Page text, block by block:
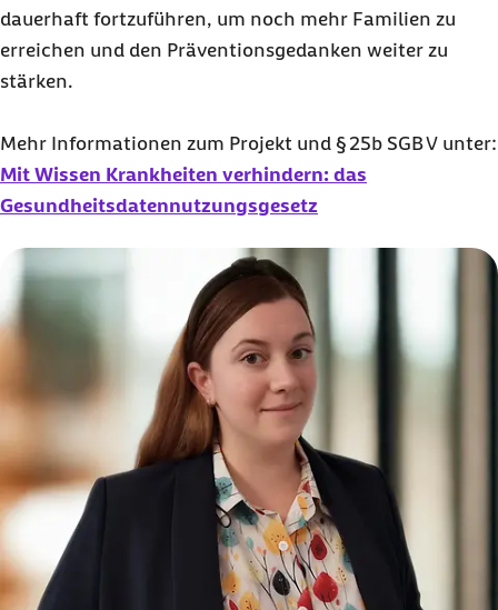
dauerhaft fortzuführen, um noch mehr Familien zu
erreichen und den Präventionsgedanken weiter zu
stärken.
Mehr Informationen zum Projekt und § 25b SGB V unter:
Mit Wissen Krankheiten verhindern: das
Gesundheitsdatennutzungsgesetz